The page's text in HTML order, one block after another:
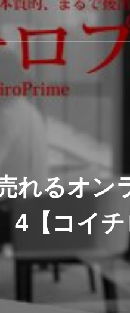
れるオン
4【コイ